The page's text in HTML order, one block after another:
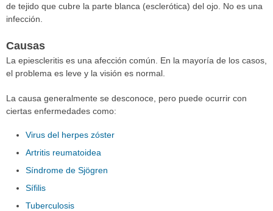
de tejido que cubre la parte blanca (esclerótica) del ojo. No es una
infección.
Causas
La epiescleritis es una afección común. En la mayoría de los casos,
el problema es leve y la visión es normal.
La causa generalmente se desconoce, pero puede ocurrir con
ciertas enfermedades como:
Virus del herpes zóster
Artritis reumatoidea
Síndrome de Sjögren
Sífilis
Tuberculosis